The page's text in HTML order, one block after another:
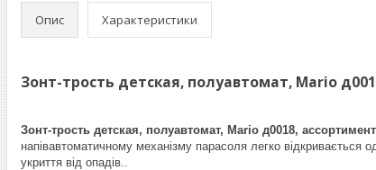
Опис Характеристики
Зонт-трость детская, полуавтомат, Mario
Зонт-трость детская, полуавтомат, Mario д0018, ассортимент
напівавтоматичному механізму парасоля легко
укриття від опадів..